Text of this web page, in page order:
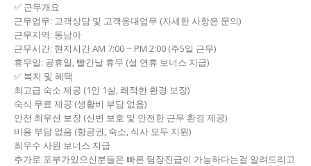
✅ 근무개요
근무업무: 고객상담 및 고객응대업무 (자세한 사항은 문의)
근무지역: 동남아
근무시간: 현지시간 AM 7:00 ~ PM 2:00 (주5일 근무)
휴무일: 공휴일, 빨간날 휴무 (설 연휴 보너스 지급)
✅ 복지 및 혜택
최고급 숙소 제공 (1인 1실, 쾌적한 환경 보장)
숙식 무료 제공 (생활비 부담 없음)
안전 최우선 보장 (신변 보호 및 안전한 근무 환경 제공)
비용 부담 없음 (항공권, 숙소, 식사 모두 지원)
최우수 사원 보너스 지급
추가로 포부가있으신분들은 빠른 팀장진급이 가능하다는걸 알려드리고